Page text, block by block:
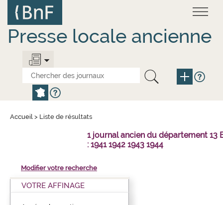
contenu
principal
Presse locale ancienne
Accueil > Liste de résultats
1 journal ancien du département
: 1941 1942 1943 1944
Modifier votre recherche
VOTRE AFFINAGE
Panneau de gestion des cookies